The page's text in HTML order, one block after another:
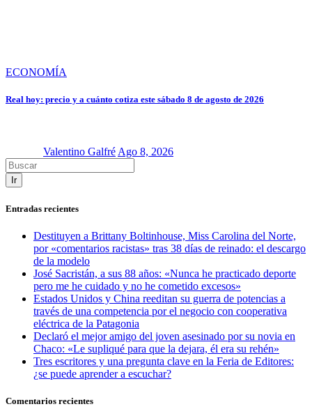
ECONOMÍA
Real hoy: precio y a cuánto cotiza este sábado 8 de agosto de 2026
Valentino GalfréAgo 8, 2026
Ir
Entradas recientes
Destituyen a Brittany Boltinhouse, Miss Carolina del Norte,
por «comentarios racistas» tras 38 días de reinado: el descargo
de la modelo
José Sacristán, a sus 88 años: «Nunca he practicado deporte
pero me he cuidado y no he cometido excesos»
Estados Unidos y China reeditan su guerra de potencias a
través de una competencia por el negocio con cooperativa
eléctrica de la Patagonia
Declaró el mejor amigo del joven asesinado por su novia en
Chaco: «Le supliqué para que la dejara, él era su rehén»
Tres escritores y una pregunta clave en la Feria de Editores:
¿se puede aprender a escuchar?
Comentarios recientes